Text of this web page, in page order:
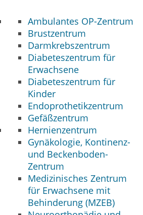
Ambulantes OP-Zentrum
Brustzentrum
Darmkrebszentrum
Diabeteszentrum für
Erwachsene
Diabeteszentrum für
Kinder
Endoprothetikzentrum
Gefäßzentrum
Hernienzentrum
Gynäkologie, Kontinenz-
und Beckenboden-
Zentrum
Medizinisches Zentrum
für Erwachsene mit
Behinderung (MZEB)